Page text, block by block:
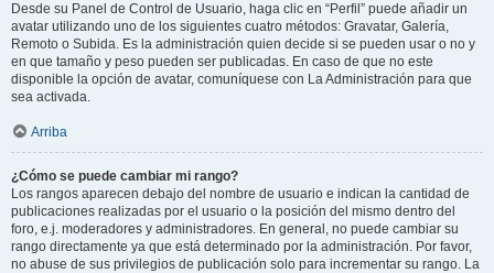
Desde su Panel de Control de Usuario, haga clic en “Perfil” puede añadir un
avatar utilizando uno de los siguientes cuatro métodos: Gravatar, Galería,
Remoto o Subida. Es la administración quien decide si se pueden usar o no y
en que tamaño y peso pueden ser publicadas. En caso de que no este
disponible la opción de avatar, comuníquese con La Administración para que
sea activada.
Arriba
¿Cómo se puede cambiar mi rango?
Los rangos aparecen debajo del nombre de usuario e indican la cantidad de
publicaciones realizadas por el usuario o la posición del mismo dentro del
foro, e.j. moderadores y administradores. En general, no puede cambiar su
rango directamente ya que está determinado por la administración. Por favor,
no abuse de sus privilegios de publicación solo para incrementar su rango. La